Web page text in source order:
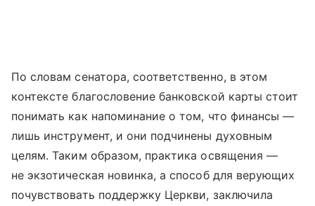
По словам сенатора, соответственно, в этом
контексте благословение банковской карты стоит
понимать как напоминание о том, что финансы —
лишь инструмент, и они подчинены духовным
целям. Таким образом, практика освящения —
не экзотическая новинка, а способ для верующих
почувствовать поддержку Церкви, заключила